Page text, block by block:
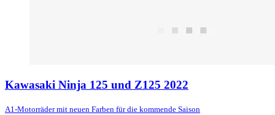
Kawasaki Ninja 125 und Z125 2022
A1-Motorräder mit neuen Farben für die kommende Saison